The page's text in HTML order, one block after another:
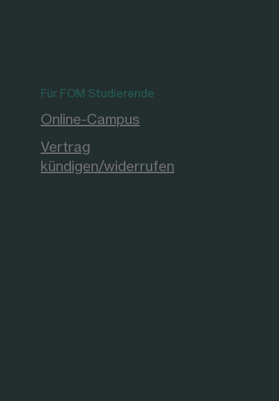
Für FOM Studierende
Online-Campus
Vertrag
kündigen/widerrufen